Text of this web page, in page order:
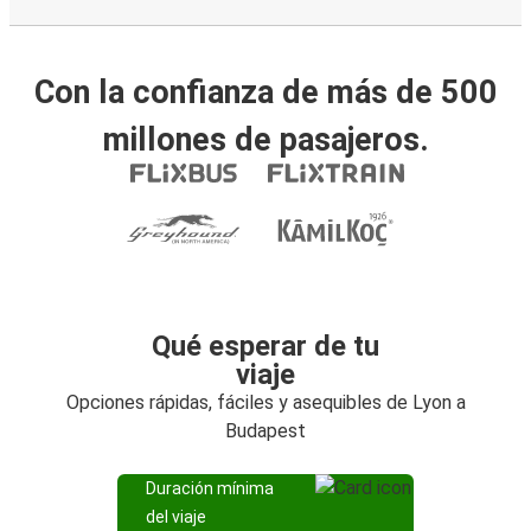
Con la confianza de más de 500
millones de pasajeros.
Qué esperar de tu
viaje
Opciones rápidas, fáciles y asequibles de Lyon a
Budapest
Duración mínima
del viaje